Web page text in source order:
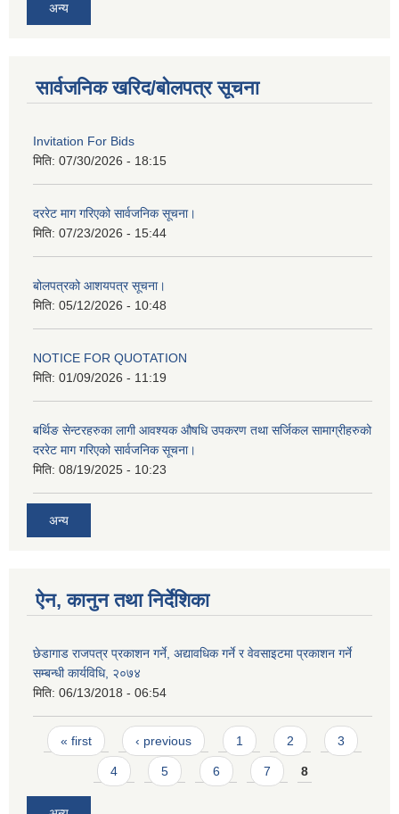
अन्य
सार्वजनिक खरिद/बोलपत्र सूचना
Invitation For Bids
मिति: 07/30/2026 - 18:15
दररेट माग गरिएको सार्वजनिक सूचना।
मिति: 07/23/2026 - 15:44
बोलपत्रको आशयपत्र सूचना।
मिति: 05/12/2026 - 10:48
NOTICE FOR QUOTATION
मिति: 01/09/2026 - 11:19
बर्थिङ सेन्टरहरुका लागी आवश्यक औषधि उपकरण तथा सर्जिकल सामाग्रीहरुको
दररेट माग गरिएको सार्वजनिक सूचना।
मिति: 08/19/2025 - 10:23
अन्य
ऐन, कानुन तथा निर्देशिका
छेडागाड राजपत्र प्रकाशन गर्ने, अद्यावधिक गर्ने र वेवसाइटमा प्रकाशन गर्ने
सम्बन्धी कार्यविधि, २०७४
मिति: 06/13/2018 - 06:54
Pages
« first ‹ previous 1 2 3
4 5 6 7 8